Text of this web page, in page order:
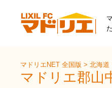
マドリエNET 全国版>北海
マドリエ郡山